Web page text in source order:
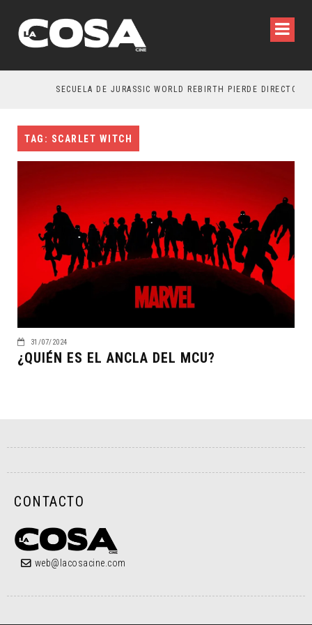
SECUELA DE JURASSIC WORLD REBIRTH PIERDE DIRECTOR
TAG: SCARLET WITCH
31/07/2024
¿QUIÉN ES EL ANCLA DEL MCU?
CONTACTO
web@lacosacine.com